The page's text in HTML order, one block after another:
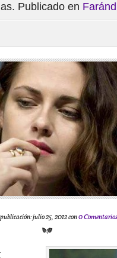
Publicado en
julio 25, 2012 con0 Comentarios